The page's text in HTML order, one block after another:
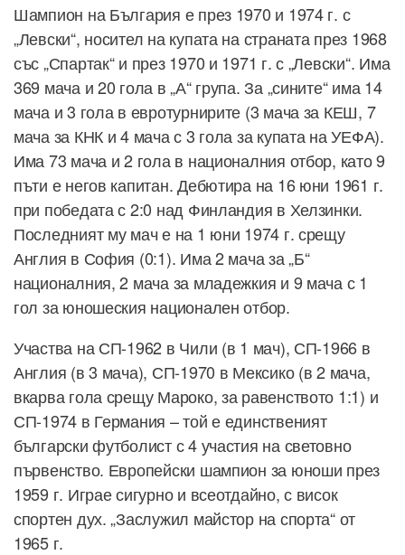
Шампион на България е през 1970 и 1974 г. с
„Левски“, носител на купата на страната през 1968
със „Спартак“ и през 1970 и 1971 г. с „Левски“. Има
369 мача и 20 гола в „А“ група. За „сините“ има 14
мача и 3 гола в евротурнирите (3 мача за КЕШ, 7
мача за КНК и 4 мача с 3 гола за купата на УЕФА).
Има 73 мача и 2 гола в националния отбор, като 9
пъти е негов капитан. Дебютира на 16 юни 1961 г.
при победата с 2:0 над Финландия в Хелзинки.
Последният му мач е на 1 юни 1974 г. срещу
Англия в София (0:1). Има 2 мача за „Б“
националния, 2 мача за младежкия и 9 мача с 1
гол за юношеския национален отбор.
Участва на СП-1962 в Чили (в 1 мач), СП-1966 в
Англия (в 3 мача), СП-1970 в Мексико (в 2 мача,
вкарва гола срещу Мароко, за равенството 1:1) и
СП-1974 в Германия – той е единственият
български футболист с 4 участия на световно
първенство. Европейски шампион за юноши през
1959 г. Играе сигурно и всеотдайно, с висок
спортен дух. „Заслужил майстор на спорта“ от
1965 г.